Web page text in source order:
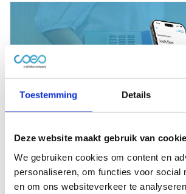
Toestemming Details
Deze website maakt gebruik van
We gebruiken cookies om content en
personaliseren, om functies voor social
en om ons websiteverkeer te
coeo modernise son portail
coeo’ et met l’utilisateur au
l’expérience